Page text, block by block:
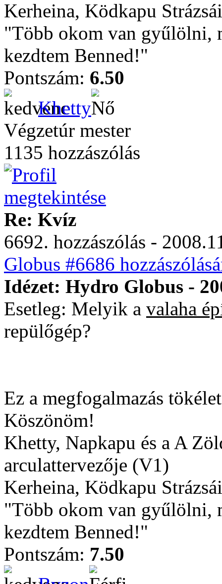
Kerheina, Ködkapu
"Több okom van gyűlölni,
kezdtem Benned!"
Pontszám: 6.50
Khetty
Végzetúr mester
1135 hozzászólás
Re: Kvíz
6692. hozzászólás -
Globus #6686
Idézet: Hydro Globus -
Esetleg: Melyik a valaha
repülőgép?
Ez a megfogalmazás
Köszönöm!
Khetty, Napkapu és a A
arculattervezője (V1)
Kerheina, Ködkapu
"Több okom van gyűlölni,
kezdtem Benned!"
Pontszám: 7.50